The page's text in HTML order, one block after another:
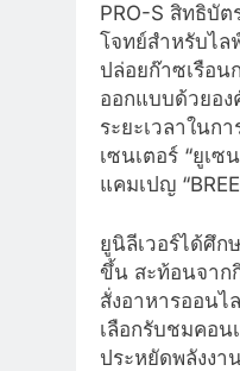
PRO-S สิทธิบัต
โจทย์สำหรับไ
ปล่อยก๊าซเรือน
ออกแบบด้วยอ
ระยะเวลาในก
เซนเตอร์ “ยูเ
แคมเปญ
ยูนิลีเวอร์ได้ศึก
ขึ้น สะท้อนจาก
สั่งอาหารออน
เลือกรับชมคอ
ประหยัดพลังงา